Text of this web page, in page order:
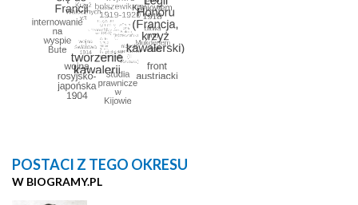
POSTACI Z TEGO OKRESU
W BIOGRAMY.PL